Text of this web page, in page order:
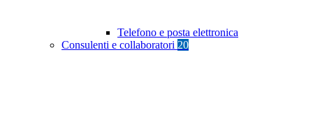
Telefono e posta elettronica
Consulenti e collaboratori 20